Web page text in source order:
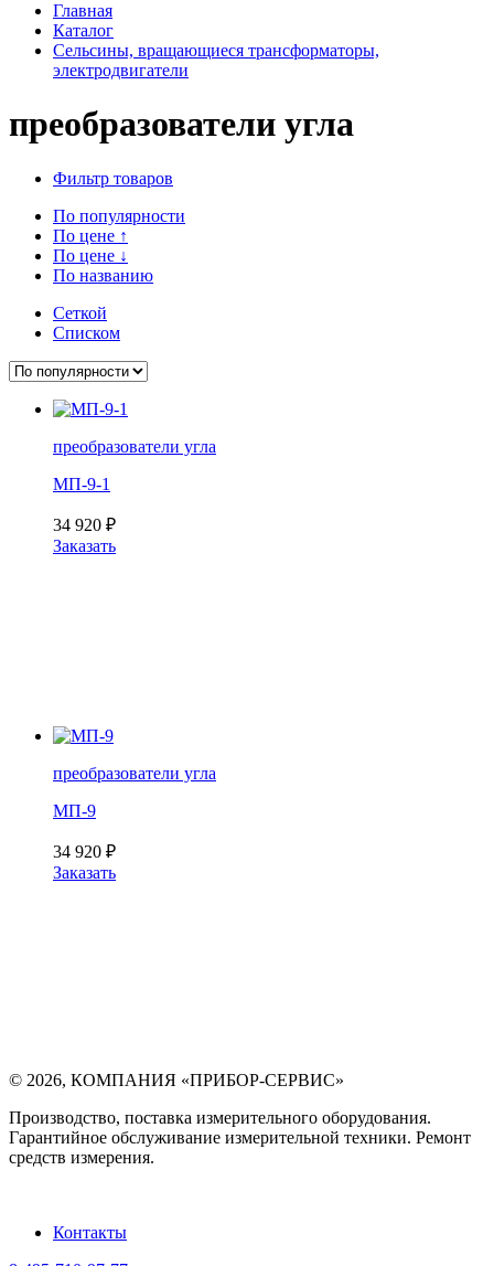
Главная
Каталог
Сельсины, вращающиеся трансформаторы,
электродвигатели
преобразователи угла
Фильтр товаров
По популярности
По цене ↑
По цене ↓
По названию
Сеткой
Списком
преобразователи угла
МП-9-1
34 920 ₽
Заказать
преобразователи угла
МП-9
34 920 ₽
Заказать
© 2026, КОМПАНИЯ «ПРИБОР-СЕРВИС»
Производство, поставка измерительного оборудования.
Гарантийное обслуживание измерительной техники. Ремонт
средств измерения.
Контакты